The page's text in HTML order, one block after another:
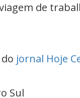
de
jornal Hoje
Sul